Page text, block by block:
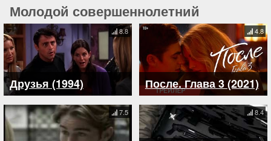
Молодой совершеннолетний
Друзья (1994)
8.8
После. Глава 3 (2021)
4.8
7.5 8.4